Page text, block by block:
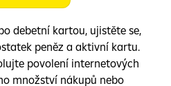
debetní kartou, ujistěte se,
peněz a aktivní kartu.
povolení internetových
množství nákupů nebo